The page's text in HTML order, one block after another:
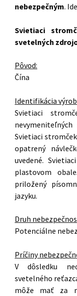
nebezpečným.
Svietiaci
svetelných
Pôvod:
Čína
Identifikácia
Svietiaci
Svietiaci
opatrený
uvedené.
plastovom
priložený
jazyku.
Druh
Potenciálne
Príčiny
V dôsledku
svetelného
môže mať za